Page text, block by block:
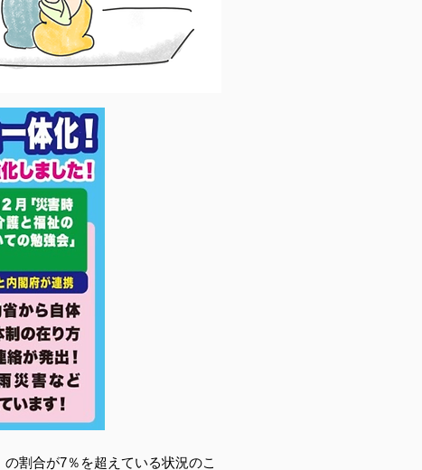
割合が7％を超えている状況のこ